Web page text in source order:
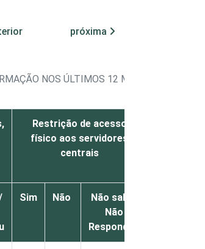
próxima
NOS ÚLTIMOS 12 MESES, POR
Restrição de acesso
físico aos servidores
centrais
Sim Não
Não sabe/
Não
Respondeu